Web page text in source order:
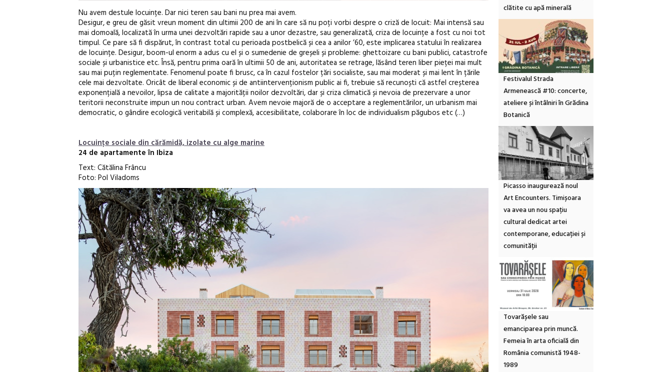
Nu avem destule locuințe. Dar nici teren sau bani nu prea mai avem.
Desigur, e greu de găsit vreun moment din ultimii 200 de ani în care să nu poți vorbi despre o criză de locuit: Mai intensă sau
mai domoală, localizată în urma unei dezvoltări rapide sau a unor dezastre, sau generalizată, criza de locuințe a fost cu noi tot
timpul. Ce pare să fi dispărut, în contrast total cu perioada postbelică și cea a anilor ’60, este implicarea statului în realizarea
de locuințe. Desigur, boom-ul enorm a adus cu el și o sumedenie de greșeli și probleme: ghettoizare cu bani publici, catastrofe
sociale și urbanistice etc. Însă, pentru prima oară în ultimii 50 de ani, autoritatea se retrage, lăsând teren liber pieței mai mult
sau mai puțin reglementate. Fenomenul poate fi brusc, ca în cazul fostelor țări socialiste, sau mai moderat și mai lent în țările
cele mai dezvoltate. Oricât de liberal economic și de antiintervenționism public ai fi, trebuie să recunoști că astfel creșterea
exponențială a nevoilor, lipsa de calitate a majorității noilor dezvoltări, dar și criza climatică și nevoia de prezervare a unor
teritorii neconstruite impun un nou contract urban. Avem nevoie majoră de o acceptare a reglementărilor, un urbanism mai
democratic, o gândire ecologică veritabilă și complexă, accesibilitate, colaborare în loc de individualism păgubos etc (…)
Locuințe sociale din cărămidă, izolate cu alge marine
24 de apartamente în Ibiza
Text: Cătălina Frâncu
Foto: Pol Viladoms
clătite cu apă minerală
Festivalul Strada
Armenească #10: concerte,
ateliere și întâlniri în Grădina
Botanică
Picasso inaugurează noul
Art Encounters. Timișoara
va avea un nou spațiu
cultural dedicat artei
contemporane, educației și
comunității
Tovarășele sau
emanciparea prin muncă.
Femeia în arta oficială din
România comunistă 1948-
1989